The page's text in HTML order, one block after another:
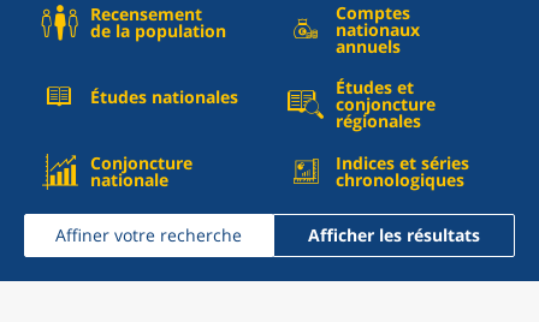
Recensement
de la population
Comptes
nationaux
annuels
Études nationales Études et
conjoncture
régionales
Conjoncture
nationale
Indices et séries
chronologiques
Affiner votre recherche Afficher les résultats